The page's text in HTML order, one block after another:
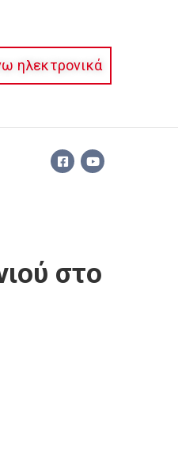
ηλεκτρονικά
στο